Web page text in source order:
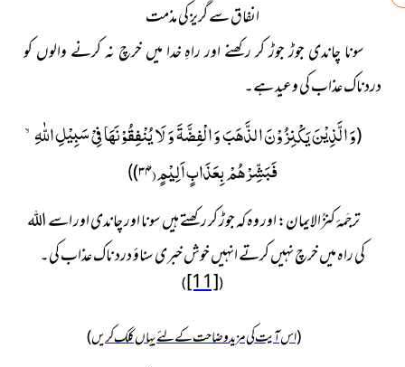
انفاق سے گریز کی مذمت
سونا چاندی جوڑ جوڑ کر رکھنے اور راہِ خدا میں خرچ نہ کرنے والوں کو
دردناک عذاب کی وعید ہے۔
(وَ الَّذِیْنَ یَكْنِزُوْنَ الذَّهَبَ وَ الْفِضَّةَ وَ لَا یُنْفِقُوْنَهَا فِیْ سَبِیْلِ اللّٰهِۙ-
فَبَشِّرْهُمْ بِعَذَابٍ اَلِیْمٍۙ(۳۴)
)
ترجَمۂ کنزُالایمان:اور وہ کہ جوڑ کر رکھتے ہیں سونا اور چاندی اور اسے اللہ
کی راہ میںخرچ نہیں کرتے انہیں خوش خبری سناؤ درد ناک عذاب کی۔
(
[11]
)
(اس آیت کی مزید وضاحت کے لئے یہاں کلک کریں)